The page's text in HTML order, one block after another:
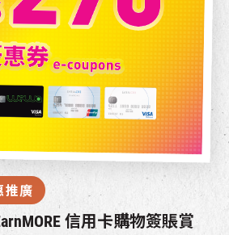
推廣
信用卡購物簽賬賞